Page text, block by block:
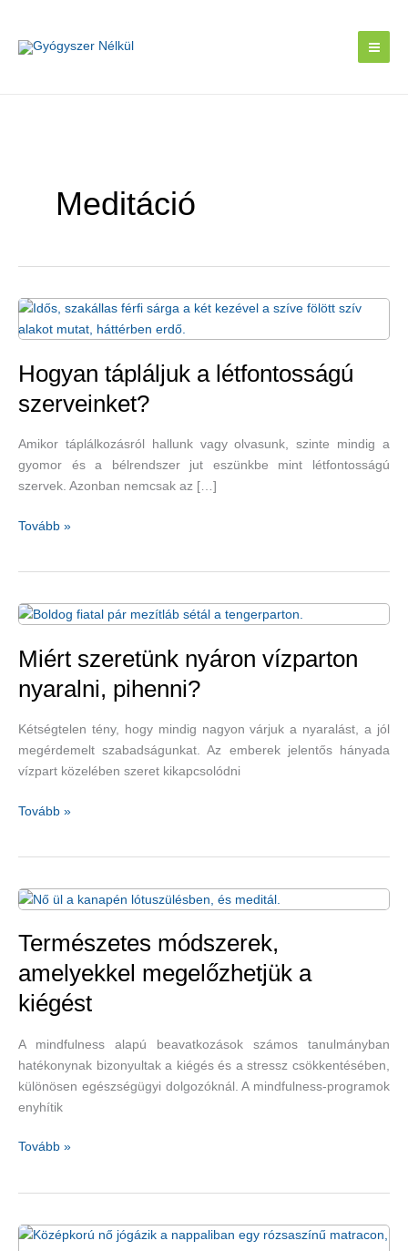
content
Meditáció
Hogyan tápláljuk a létfontosságú
szerveinket?
Amikor táplálkozásról hallunk vagy olvasunk, szinte mindig a
gyomor és a bélrendszer jut eszünkbe mint létfontosságú
szervek. Azonban nemcsak az […]
Hogyan
szerveinket?
Tovább »
Miért szeretünk nyáron vízparton
nyaralni, pihenni?
Kétségtelen tény, hogy mindig nagyon várjuk a nyaralást, a jól
megérdemelt szabadságunkat. Az emberek jelentős hányada
vízpart közelében szeret kikapcsolódni
Miért
nyaralni,
pihenni?
Tovább »
Természetes módszerek,
amelyekkel megelőzhetjük a
kiégést
A mindfulness alapú beavatkozások számos tanulmányban
hatékonynak bizonyultak a kiégés és a stressz csökkentésében,
különösen egészségügyi dolgozóknál. A mindfulness-programok
enyhítik
Természetes
a
Tovább »